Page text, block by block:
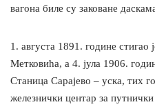
вагона биле су заковане
1. августа 1891. године стигао
Метковића, а 4. јула 1906.
Станица Сарајево – уска, тих
железнички центар за